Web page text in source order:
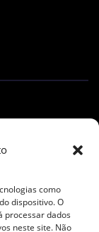
como
dispositivo. O
processar dados
neste site. Não